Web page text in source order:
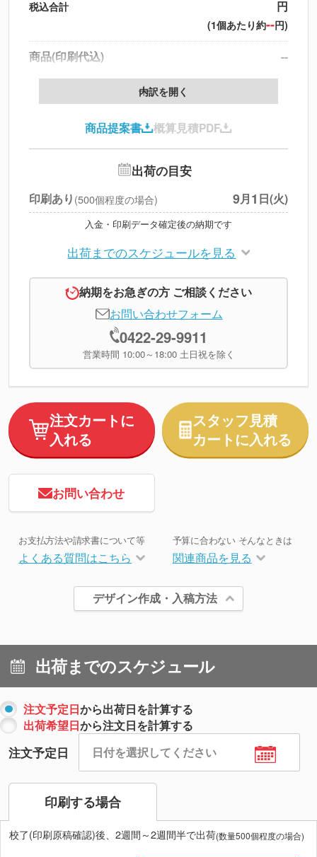
税込合計 円
(1個あたり約--円)
商品(印刷代込)
--
データ配置料
印刷代
北海道・沖縄・離島 別途
税別合計
内訳を開く
商品提案書 概算見積PDF
出荷の目安
印刷あり (500個程度の場合) 9月1 日(火)
入金・印刷データ確定後の納期です
出荷までのスケジュールを見る
納期をお急ぎの方 ご相談ください
お問い合わせフォーム
0422-29-9911
営業時間 10:00～18:00 土日祝を除く
注文カートに
入れる
スタッフ見積
カートに入れる
お問い合わせ
お支払方法や請求書について等
よくある質問はこちら
予算に合わない そんなときは
関連商品を見る
デザイン作成・入稿方法
出荷までのスケジュール
注文予定日から出荷日を計算する
出荷希望日から注文日を計算する
注文予定日
印刷する場合
校了(印刷原稿確認)後、2週間～2週間半で出荷(数量500個程度の場合)